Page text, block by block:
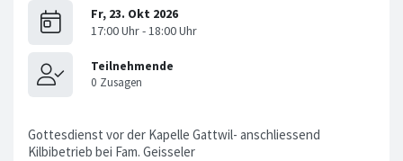
Gottesdienst vor der Kapelle Gattwil- anschliessend
Kilbibetrieb bei Fam. Geisseler